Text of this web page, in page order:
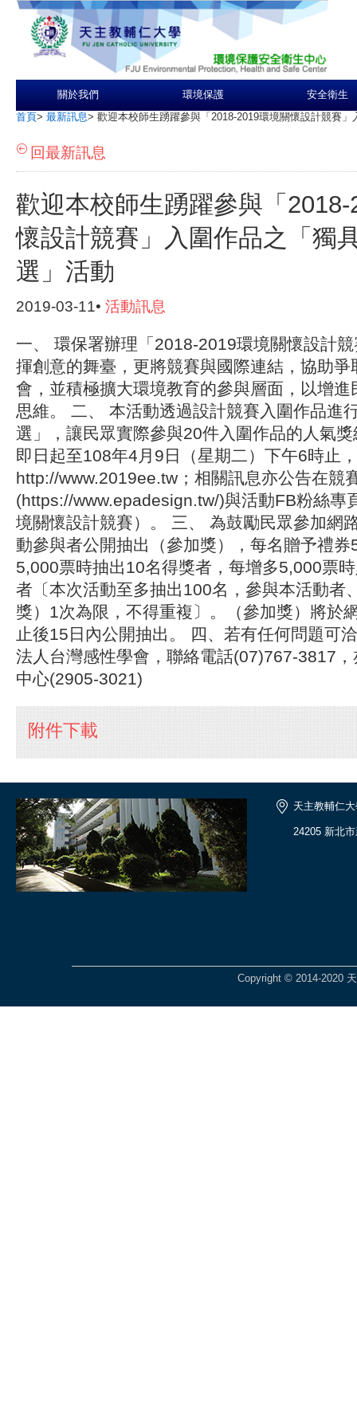
關於我們 環境保護 安全衛生
首頁> 最新訊息> 歡迎本校師生踴躍參與「2018-2019環境關懷設計競賽
回最新訊息
歡迎本校師生踴躍參與「
懷設計競賽」入圍作品之「獨
選」活動
2019-03-11• 活動訊息
一、 環保署辦理「2018-2019環境關懷設計
揮創意的舞臺，更將競賽與國際連結，協助爭
會，並積極擴大環境教育的參與層面，以增進
思維。 二、 本活動透過設計競賽入圍作品進
選」，讓民眾實際參與20件入圍作品的人氣
即日起至108年4月9日（星期二）下午6時止
http://www.2019ee.tw；相關訊息亦公告在競
(https://www.epadesign.tw/)與活動FB粉絲專
境關懷設計競賽）。 三、 為鼓勵民眾參加網
動參與者公開抽出（參加獎），每名贈予禮
5,000票時抽出10名得獎者，每增多5,000票
者〔本次活動至多抽出100名，參與本活動者
獎）1次為限，不得重複〕。（參加獎）將於
止後15日內公開抽出。 四、若有任何問題可
法人台灣感性學會，聯絡電話(07)767-3817
中心(2905-3021)
附件下載
天主教輔仁
24205 新北
Copyright © 2014-2020